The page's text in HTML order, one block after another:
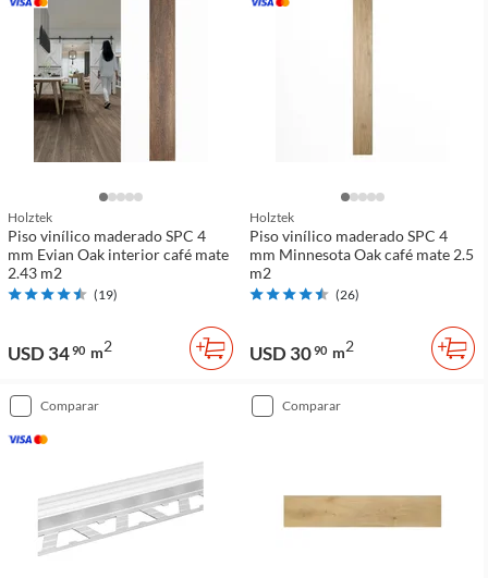
Holztek
Piso vinílico maderado SPC 4
mm Evian Oak interior café mate
2.43 m2
(19)
USD 3490 m2
Holztek
Piso vinílico maderado SPC 4
mm Minnesota Oak café mate 2.5
m2
(26)
USD 3090 m2
comparar comparar